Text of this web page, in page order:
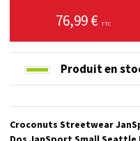
76,99 € TTC
Produit en
Croconuts Streetwear